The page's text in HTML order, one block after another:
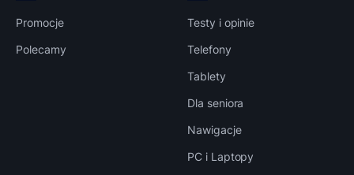
Promocje
Polecamy
Testy i opinie
Telefony
Tablety
Dla seniora
Nawigacje
PC i Laptopy